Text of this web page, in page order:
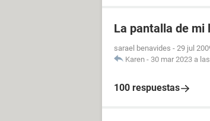
La pantalla de mi
sarael benavides - 29 jul
Karen - 30 mar 2023 a
100 respuestas